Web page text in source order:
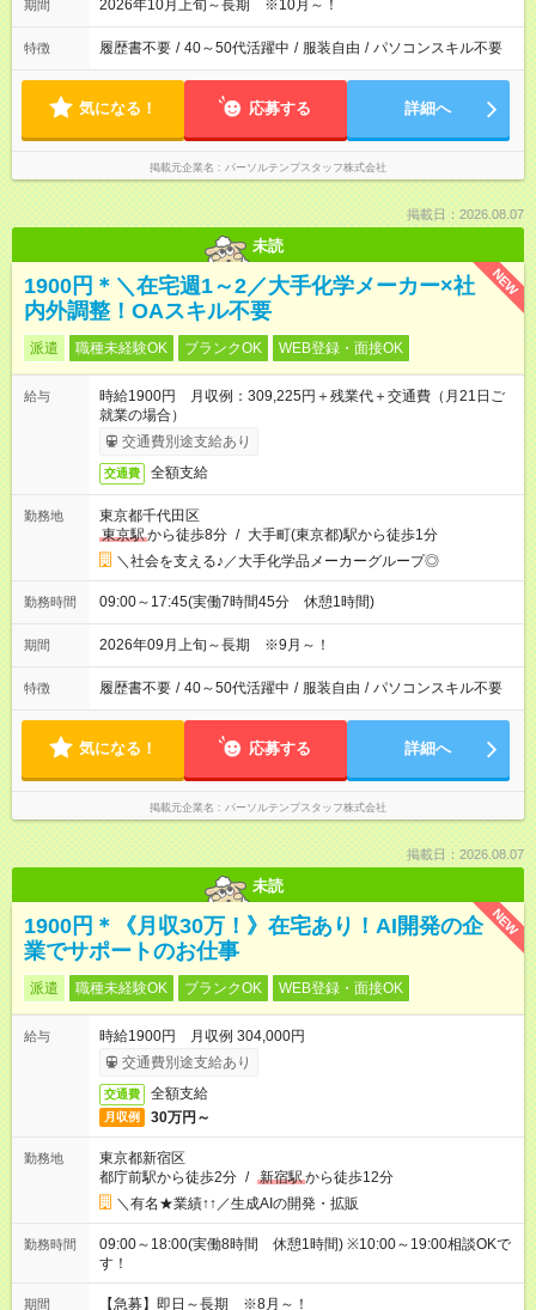
期間 2026年10月上旬～長期 ※10月～！
特徴 履歴書不要 / 40～50代活躍中 / 服装自由 / パソコンスキル不要
気になる！ 応募する 詳細へ
掲載元企業名 パーソルテンプスタッフ株式会社
掲載日：2026.08.07
未読
NEW
1900円＊＼在宅週1～2／大手化学メーカー×社
内外調整！OAスキル不要
派遣 職種未経験OK ブランクOK WEB登録・面接OK
給与
時給1900円 月収例：309,225円＋残業代＋交通費（月21日ご
就業の場合）
交通費別途支給あり
交通費 全額支給
勤務地
東京都千代田区
東京駅から徒歩8分 / 大手町(東京都)駅から徒歩1分
＼社会を支える♪／大手化学品メーカーグループ◎
勤務時間 09:00～17:45(実働7時間45分 休憩1時間)
期間 2026年09月上旬～長期 ※9月～！
特徴 履歴書不要 / 40～50代活躍中 / 服装自由 / パソコンスキル不要
気になる！ 応募する 詳細へ
掲載元企業名 パーソルテンプスタッフ株式会社
掲載日：2026.08.07
未読
NEW
1900円＊《月収30万！》在宅あり！AI開発の企
業でサポートのお仕事
派遣 職種未経験OK ブランクOK WEB登録・面接OK
給与
時給1900円 月収例 304,000円
交通費別途支給あり
交通費 全額支給
月収例 30万円～
勤務地
東京都新宿区
都庁前駅から徒歩2分 / 新宿駅から徒歩12分
＼有名★業績↑↑／生成AIの開発・拡販
勤務時間
09:00～18:00(実働8時間 休憩1時間) ※10:00～19:00相談OKで
す！
期間 【急募】即日～長期 ※8月～！